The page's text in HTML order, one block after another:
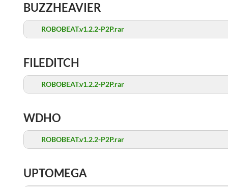
BUZZHEAVIER
ROBOBEAT.v1.2.2-P2P.rar
FILEDITCH
ROBOBEAT.v1.2.2-P2P.rar
WDHO
ROBOBEAT.v1.2.2-P2P.rar
UPTOMEGA